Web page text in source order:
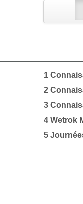
1
2
3
4 Wetrok
5